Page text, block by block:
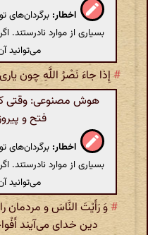
اخطار:
بسیاری از موارد
می‌توانید
#إِذا جاءَ نَصْرُ اللَّهِ چون یاری
هوش مصنوعی: وقتی
فتح و
اخطار:
بسیاری از موارد
می‌توانید
#وَ رَأَیْتَ النَّاسَ و مردمان
دین خدای می‌آیند أَفْواجاً (۲) جوقاجوق،